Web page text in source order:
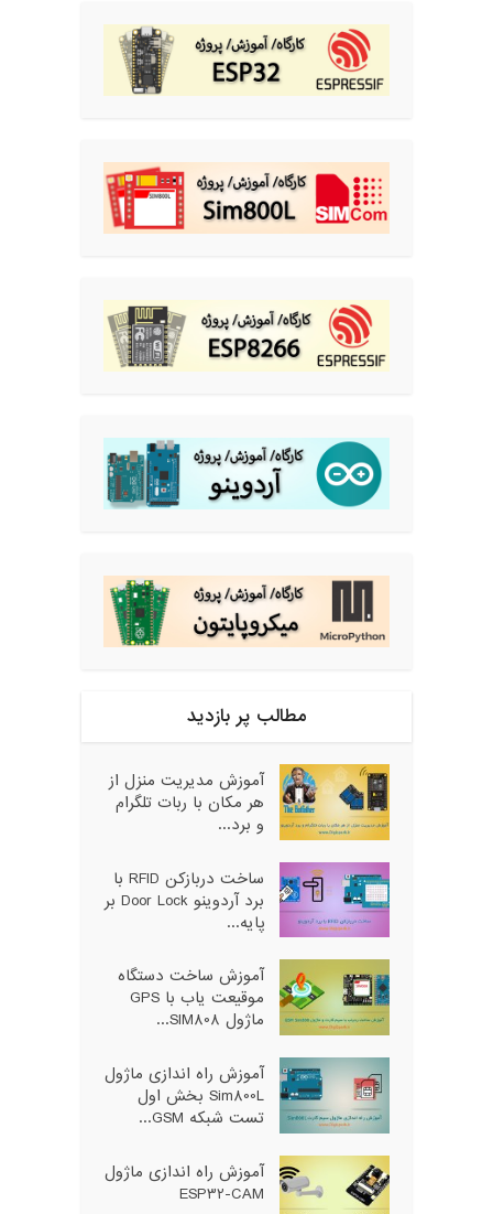
مطالب پر بازدید
آموزش مدیریت منزل از
هر مکان با ربات تلگرام
و برد...
ساخت دربازکن RFID با
برد آردوینو Door Lock بر
پایه...
آموزش ساخت دستگاه
موقیعت یاب با GPS
ماژول SIM808...
آموزش راه اندازی ماژول
Sim800L بخش اول
تست شبکه GSM...
آموزش راه اندازی ماژول
ESP32-CAM